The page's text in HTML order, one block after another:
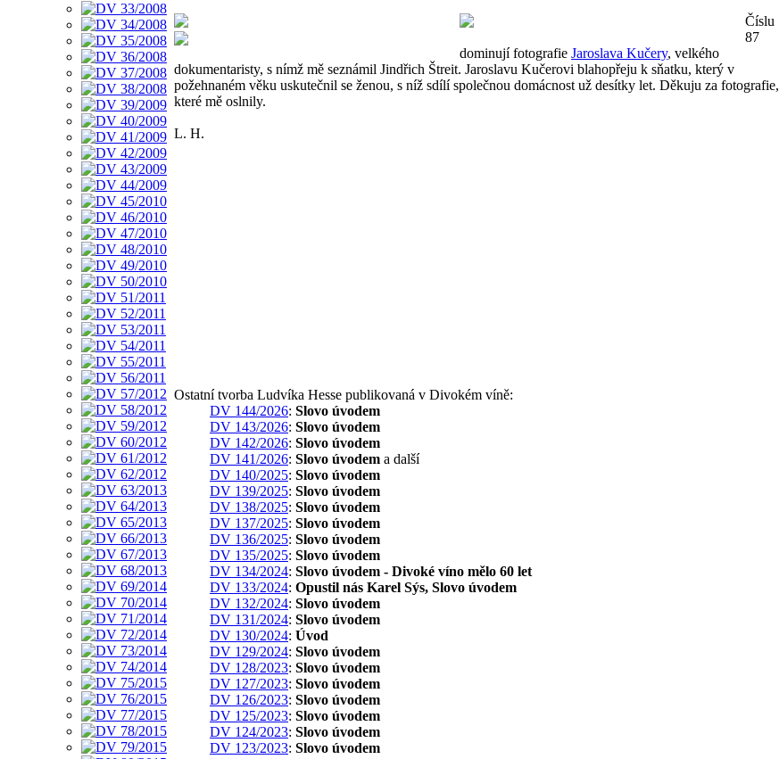
Číslu
87
dominují fotografie Jaroslava Kučery, velkého
dokumentaristy, s nímž mě seznámil Jindřich Štreit. Jaroslavu Kučerovi blahopřeju k sňatku, který v
požehnaném věku uskutečnil se ženou, s níž sdílí společnou domácnost už desítky let. Děkuju za fotografie,
které mě oslnily.
L. H.
Ostatní tvorba Ludvíka Hesse publikovaná v Divokém víně:
DV 144/2026: Slovo úvodem
DV 143/2026: Slovo úvodem
DV 142/2026: Slovo úvodem
DV 141/2026: Slovo úvodem a další
DV 140/2025: Slovo úvodem
DV 139/2025: Slovo úvodem
DV 138/2025: Slovo úvodem
DV 137/2025: Slovo úvodem
DV 136/2025: Slovo úvodem
DV 135/2025: Slovo úvodem
DV 134/2024: Slovo úvodem - Divoké víno mělo 60 let
DV 133/2024: Opustil nás Karel Sýs, Slovo úvodem
DV 132/2024: Slovo úvodem
DV 131/2024: Slovo úvodem
DV 130/2024: Úvod
DV 129/2024: Slovo úvodem
DV 128/2023: Slovo úvodem
DV 127/2023: Slovo úvodem
DV 126/2023: Slovo úvodem
DV 125/2023: Slovo úvodem
DV 124/2023: Slovo úvodem
DV 123/2023: Slovo úvodem